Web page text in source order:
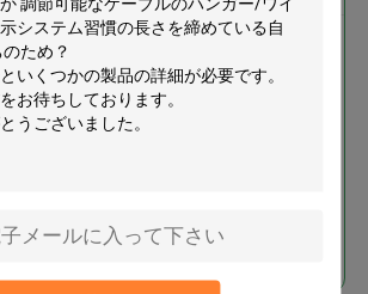
調節可能なケーブルのハンガー/
ワイヤー掛かる表示システム習
慣の長さを締めている自己
続行